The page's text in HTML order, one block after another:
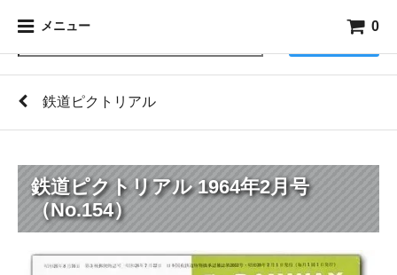
メニュー 0
鉄道ピクトリアル
鉄道ピクトリアル 1964年2月号
（No.154）